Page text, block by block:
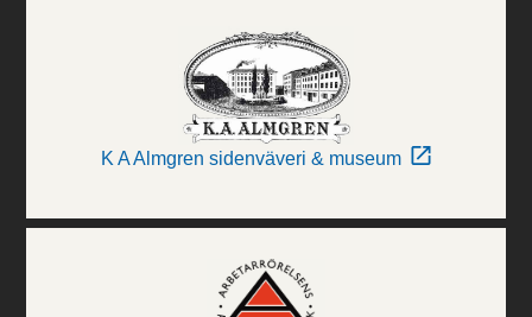
K A Almgren sidenväveri & museum